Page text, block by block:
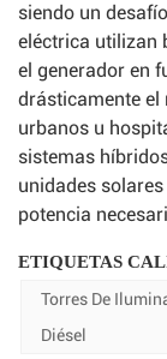
siendo un
eléctrica utilizan
el generador en
drásticamente el
urbanos u
sistemas
unidades
potencia
ETIQUETAS
Torres De
Diésel